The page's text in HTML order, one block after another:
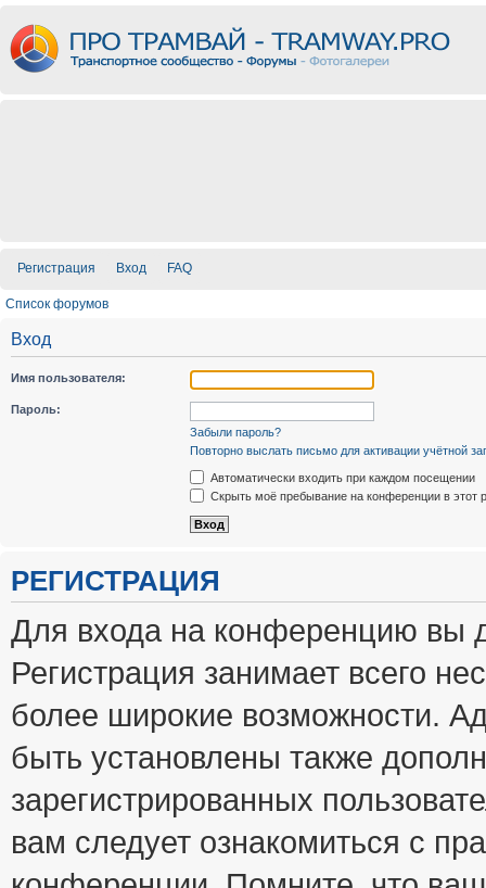
Регистрация Вход FAQ
Список форумов
Вход
Имя пользователя:
Пароль:
Забыли пароль?
Повторно выслать письмо для активации учётной
Автоматически входить при каждом посещении
Скрыть моё пребывание на конференции в этот
РЕГИСТРАЦИЯ
Для входа на конференцию вы
Регистрация занимает всего
более широкие возможности.
быть установлены также
зарегистрированных
вам следует ознакомиться с